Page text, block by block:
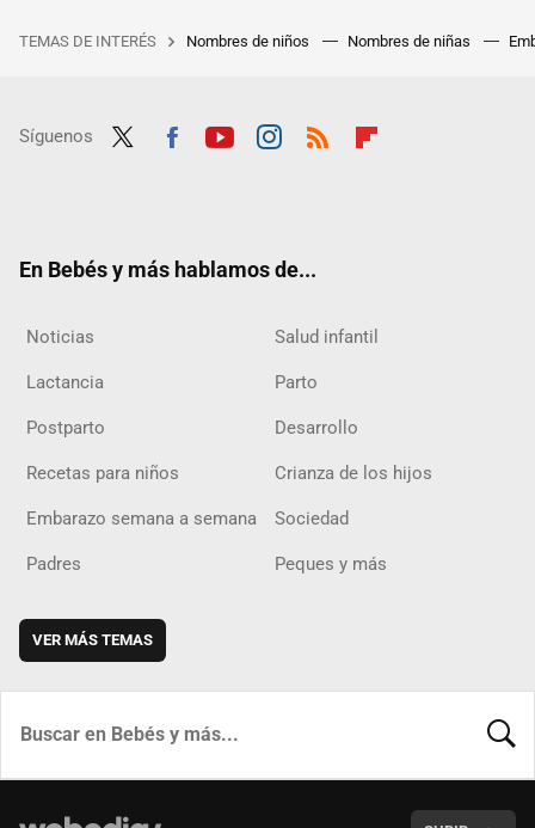
TEMAS DE INTERÉS Nombres de niños Nombres de niñas
Síguenos
En Bebés y más hablamos de...
Noticias Salud infantil
Lactancia Parto
Postparto Desarrollo
Recetas para niños Crianza de los hijos
Embarazo semana a semana Sociedad
Padres Peques y más
VER MÁS TEMAS